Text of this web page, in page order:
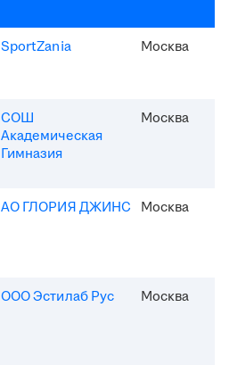
SportZania Москва
СОШ
Академическая
Гимназия
Москва
АО ГЛОРИЯ ДЖИНС Москва
ООО Эстилаб Рус Москва